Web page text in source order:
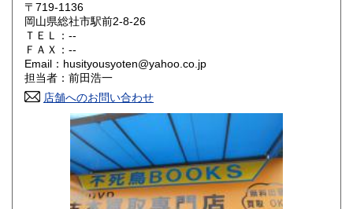
大阪府 300円
奈良県
鳥取県
300円 広島県
300円 徳島県
300円 愛媛県
〒719-1136
岡山県総社市駅前2-8-26
ＴＥＬ：--
ＦＡＸ：--
Email：husityousyoten@yahoo.co.jp
担当者：前田浩一
店舗へのお問い合わせ